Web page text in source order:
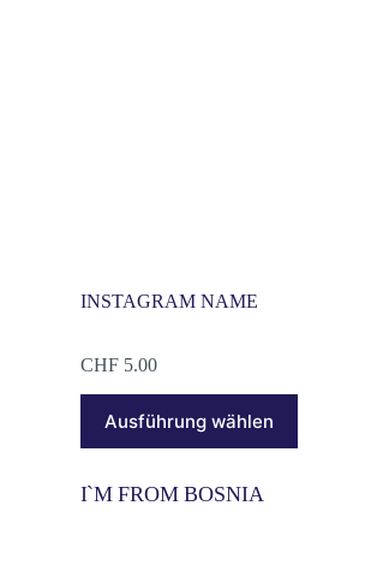
INSTAGRAM NAME
CHF5.00
Ausführung wählen